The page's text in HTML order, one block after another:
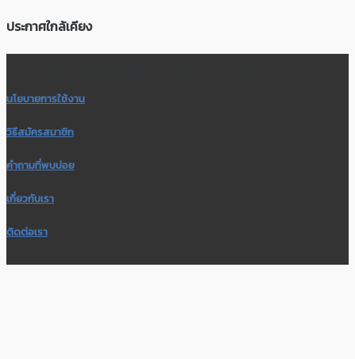
ประกาศใกล้เคียง
นโยบายการใช้งาน
วิธีสมัครสมาชิก
คำถามที่พบบ่อย
เกี่ยวกับเรา
ติดต่อเรา